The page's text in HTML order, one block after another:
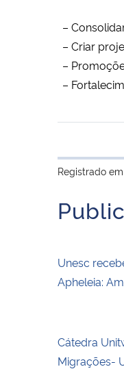
–
– Criar
–
–
Registrado em
Unesc
Apheleia:
Cátedra
Migrações-